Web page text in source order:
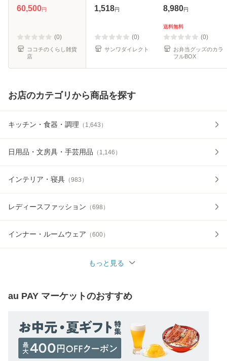
ストッカー CS924
60,500円
(0)
ココチのくらし雑貨
店
CB26BK]
1,518円
(0)
サンワダイレクト
立棚板 約幅76cm
ラック 大容量 CD
DVD ブルーレイ
収納棚 Blu-r
8,980円
送料無料
(0)
お弁当グッズのカラ
フルBOX
お店のカテゴリから商品を探す
キッチン・食器・調理 （ 1,643 ）
日用品・文房具・手芸用品 （ 1,146 ）
インテリア・寝具 （983 ）
レディースファッション （698 ）
インナー・ルームウェア （600）
もっと見る
au PAY マーケットのおすすめ